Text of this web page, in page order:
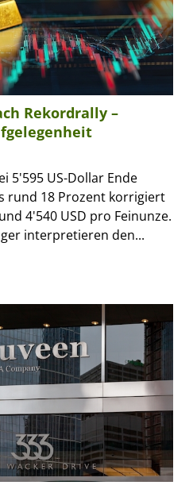
Rekordrally –
5'595 US-Dollar Ende
rund 18 Prozent korrigiert
4'540 USD pro Feinunze.
interpretieren den...